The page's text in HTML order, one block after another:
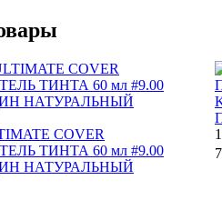
COVER
ТИНТА 60 мл #9.00
НАТУРАЛЬНЫЙ